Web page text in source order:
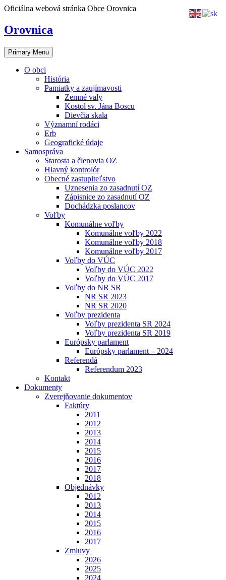
Skip
content
Oficiálna webová stránka Obce Orovnica
Orovnica
Primary Menu
O obci
História
Pamiatky a zaujímavosti
Zemné valy
Kostol sv. Jána Boscu
Dievčia skala
Významní rodáci
Erb
Geografické údaje
Samospráva
Starosta a členovia OZ
Hlavný kontrolór
Obecné zastupiteľstvo
Uznesenia zo zasadnutí OZ
Zápisnice zo zasadnutí OZ
Dochádzka poslancov
Voľby
Komunálne voľby
Komunálne voľby 2022
Komunálne voľby 2018
Komunálne voľby 2017
Voľby do VÚC
Voľby do VÚC 2022
Voľby do VÚC 2017
Voľby do NR SR
NR SR 2023
NR SR 2020
Voľby prezidenta
Voľby prezidenta SR 2024
Voľby prezidenta SR 2019
Európsky parlament
Európsky parlament – 2024
Referendá
Referendum 2023
Kontakt
Dokumenty
Zverejňovanie dokumentov
Faktúry
2011
2012
2013
2014
2015
2016
2017
2018
Objednávky
2012
2013
2014
2015
2016
2017
Zmluvy
2026
2025
2024